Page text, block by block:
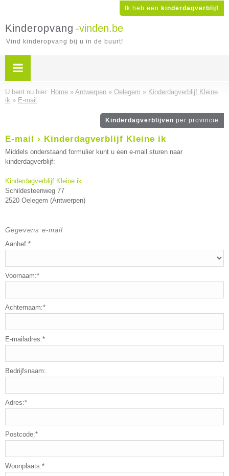
Ik heb een kinderdagverblijf
Kinderopvang -vinden.be
Vind kinderopvang bij u in de buurt!
U bent nu hier: Home » Antwerpen » Oelegem » Kinderdagverblijf Kleine
ik » E-mail
Kinderdagverblijven per provincie
E-mail › Kinderdagverblijf Kleine ik
Middels onderstaand formulier kunt u een e-mail sturen naar
kinderdagverblijf:
Kinderdagverblijf Kleine ik
Schildesteenweg 77
2520 Oelegem (Antwerpen)
Gegevens e-mail
Aanhef:*
Voornaam:*
Achternaam:*
E-mailadres:*
Bedrijfsnaam:
Adres:*
Postcode:*
Woonplaats:*